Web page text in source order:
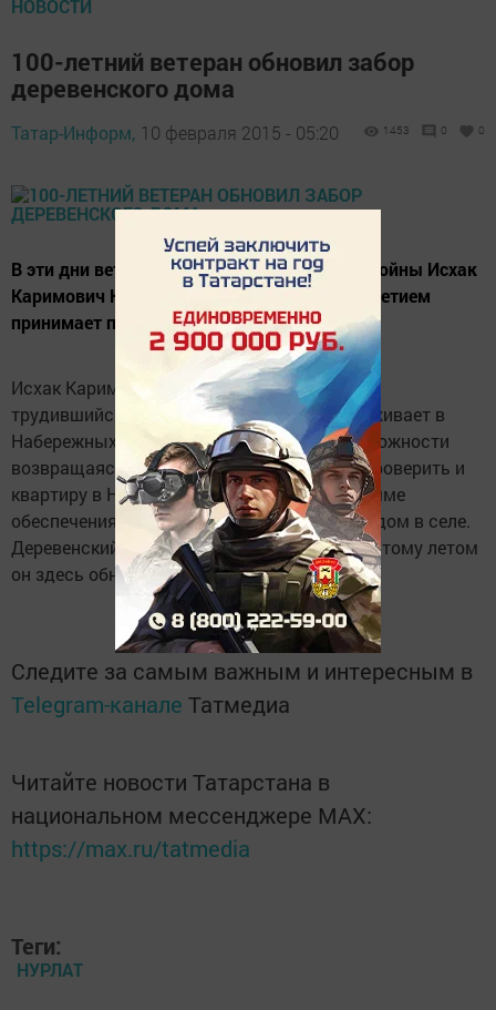
НОВОСТИ
100-летний ветеран обновил забор
деревенского дома
Татар-Информ, 10 февраля 2015 - 05:20 1453 0 0
В эти дни ветеран Великой Отечественной войны Исхак
Каримович Каняфин в связи со своим 101-летием
принимает поздравления.
Исхак Каримович, родившийся и всю жизнь
трудившийся в селе Фомкино, сегодня проживает в
Набережных Челнах в семье сына. По возможности
возвращаясь в родные края, он успевает проверить и
квартиру в Нурлате, полученную по программе
обеспечения жильем ветеранов, и родовой дом в селе.
Деревенский дом особо дорог ветерану, поэтому летом
он здесь обновил забор.
Следите за самым важным и интересным в
Telegram-канале Татмедиа
Читайте новости Татарстана в
национальном мессенджере MАХ:
https://max.ru/tatmedia
Теги:
НУРЛАТ